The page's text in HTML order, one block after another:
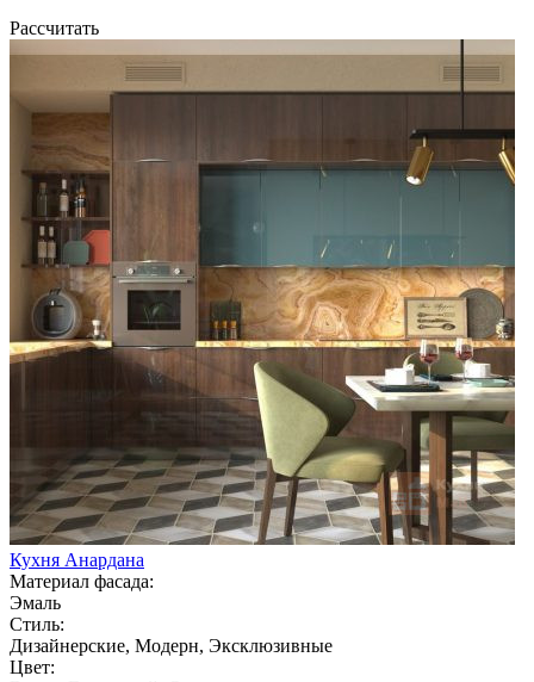
Рассчитать
Кухня Анардана
Материал фасада:
Эмаль
Стиль:
Дизайнерские, Модерн, Эксклюзивные
Цвет: